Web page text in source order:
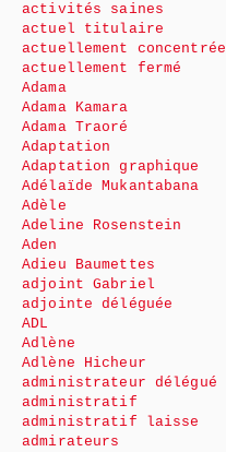
activités saines
actuel titulaire
actuellement concentrée
actuellement fermé
Adama
Adama Kamara
Adama Traoré
Adaptation
Adaptation graphique
Adélaïde Mukantabana
Adèle
Adeline Rosenstein
Aden
Adieu Baumettes
adjoint Gabriel
adjointe déléguée
ADL
Adlène
Adlène Hicheur
administrateur délégué
administratif
administratif laisse
admirateurs